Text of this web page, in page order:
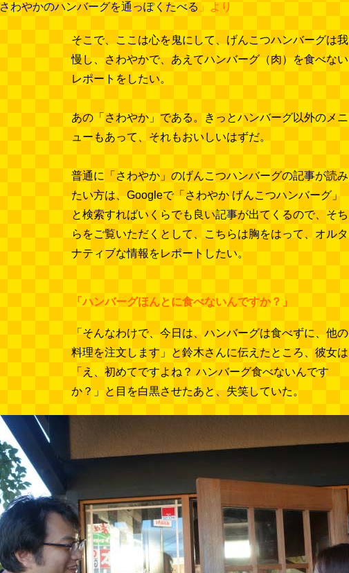
さわやかのハンバーグを通っぽくたべる 」より
そこで、ここは心を鬼にして、げんこつハンバーグは我
慢し、さわやかで、あえてハンバーグ（肉）を食べない
レポートをしたい。
あの「さわやか」である。きっとハンバーグ以外のメニ
ューもあって、それもおいしいはずだ。
普通に「さわやか」のげんこつハンバーグの記事が読み
たい方は、Googleで「さわやか げんこつハンバーグ」
と検索すればいくらでも良い記事が出てくるので、そち
らをご覧いただくとして、こちらは胸をはって、オルタ
ナティブな情報をレポートしたい。
「ハンバーグほんとに食べないんですか？」
「そんなわけで、今日は、ハンバーグは食べずに、他の
料理を注文します」と鈴木さんに伝えたところ、彼女は
「え、初めてですよね？ ハンバーグ食べないんです
か？」と目を白黒させたあと、失笑していた。